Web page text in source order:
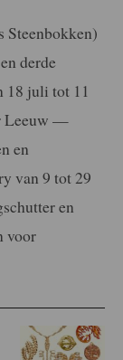
Steenbokken)
derde
18 juli tot 11
Leeuw —
en
van 9 tot 29
en
voor